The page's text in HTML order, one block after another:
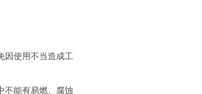
因使用不当造成工
不能有易燃、腐蚀